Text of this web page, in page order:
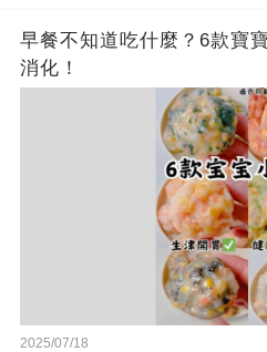
早餐不知道吃什麼？6款寶
消化！
2025/07/18